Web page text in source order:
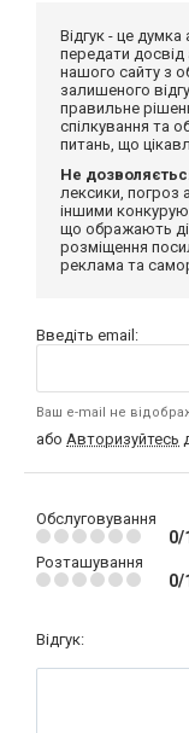
Відгук - це
передати
нашого сайту з
залишеного
правильне
спілкування та
питань, що
Не
лексики, погроз
іншими
що ображають
розміщення
реклама та
Введіть email:
Ваш e-mail не
або Авторизуйтесь
Обслуговування
0/
Розташування
0/
Відгук: